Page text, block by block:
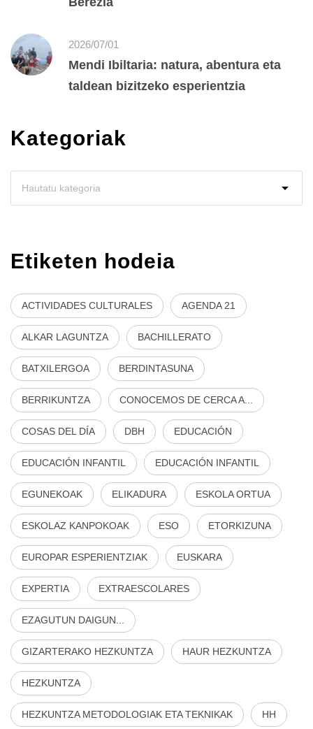
2026/07/01
Mendi Ibiltaria: natura, abentura eta
taldean bizitzeko esperientzia
Kategoriak
Etiketen hodeia
ACTIVIDADES CULTURALES AGENDA 21
ALKAR LAGUNTZA BACHILLERATO
BATXILERGOA BERDINTASUNA
BERRIKUNTZA CONOCEMOS DE CERCA A...
COSAS DEL DÍA DBH EDUCACIÓN
EDUCACIÓN INFANTIL EDUCACIÓN INFANTIL
EGUNEKOAK ELIKADURA ESKOLA ORTUA
ESKOLAZ KANPOKOAK ESO ETORKIZUNA
EUROPAR ESPERIENTZIAK EUSKARA
EXPERTIA EXTRAESCOLARES
EZAGUTUN DAIGUN...
GIZARTERAKO HEZKUNTZA HAUR HEZKUNTZA
HEZKUNTZA
HEZKUNTZA METODOLOGIAK ETA TEKNIKAK HH